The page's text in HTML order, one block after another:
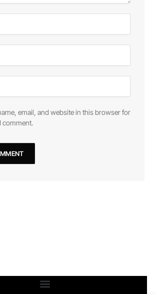
email, and website in this browser for
comment.